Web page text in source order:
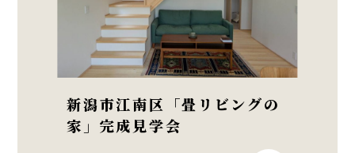
新潟市江南区「畳リビングの
家」完成見学会